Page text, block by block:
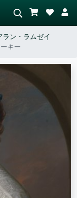
明してください – 例：
赤の多い抽象画、暗い
のそばの立ち姿のヌー
ラン・ラムゼイ
キー